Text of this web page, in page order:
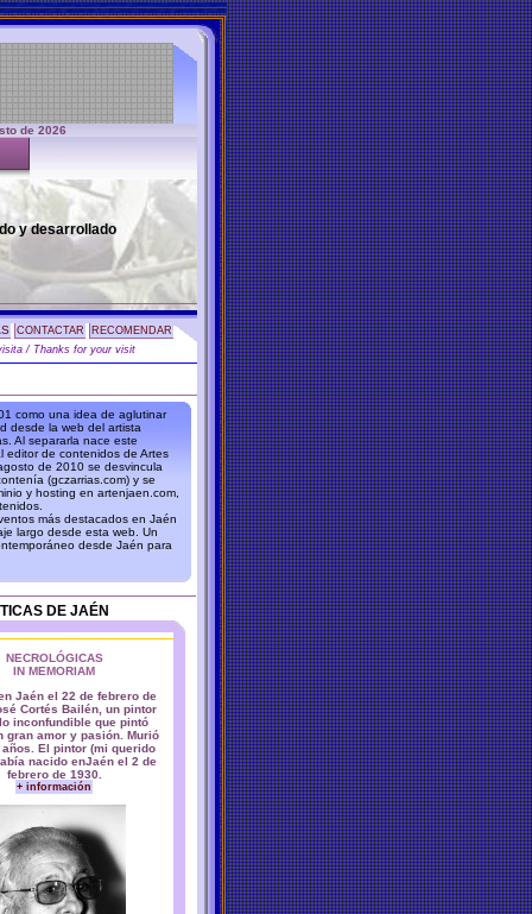
de 2026
y desarrollado
CONTACTAR
RECOMENDAR
/ Thanks for your visit
como una idea de aglutinar
desde la web del artista
Al separarla nace este
editor de contenidos de Artes
de 2010 se desvincula
(gczarrias.com) y se
y hosting en artenjaen.com,
más destacados en Jaén
largo desde esta web. Un
desde Jaén para
DE JAÉN
NECROLÓGICAS
IN MEMORIAM
Jaén el 22 de febrero de
Cortés Bailén, un pintor
inconfundible que pintó
gran amor y pasión. Murió
El pintor (mi querido
nacido enJaén el 2 de
febrero de 1930.
+ información